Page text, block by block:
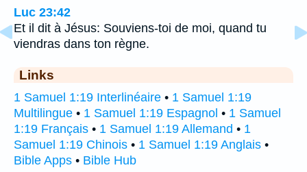
Luc 23:42
Et il dit à Jésus: Souviens-toi de moi, quand tu
viendras dans ton règne.
Links
1 Samuel 1:19 Interlinéaire • 1 Samuel 1:19
Multilingue • 1 Samuel 1:19 Espagnol • 1 Samuel
1:19 Français • 1 Samuel 1:19 Allemand • 1
Samuel 1:19 Chinois • 1 Samuel 1:19 Anglais •
Bible Apps • Bible Hub